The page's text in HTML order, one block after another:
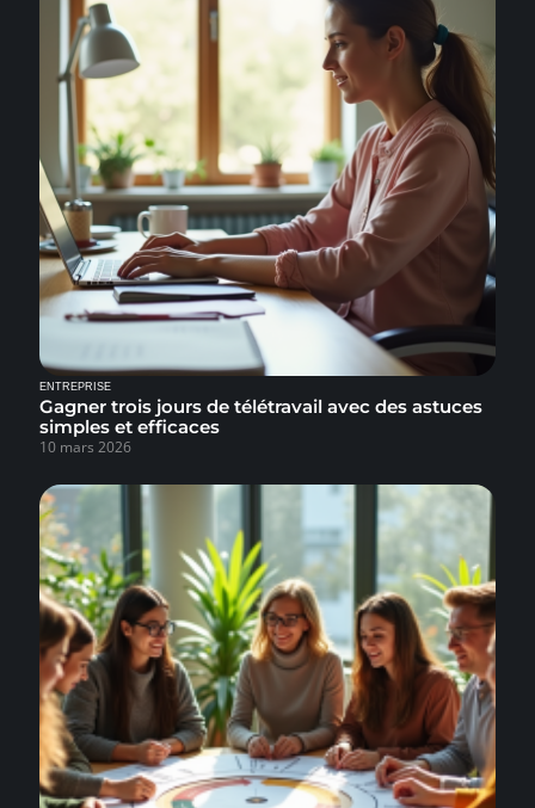
ENTREPRISE
Gagner trois jours de télétravail avec des astuces
simples et efficaces
10 mars 2026